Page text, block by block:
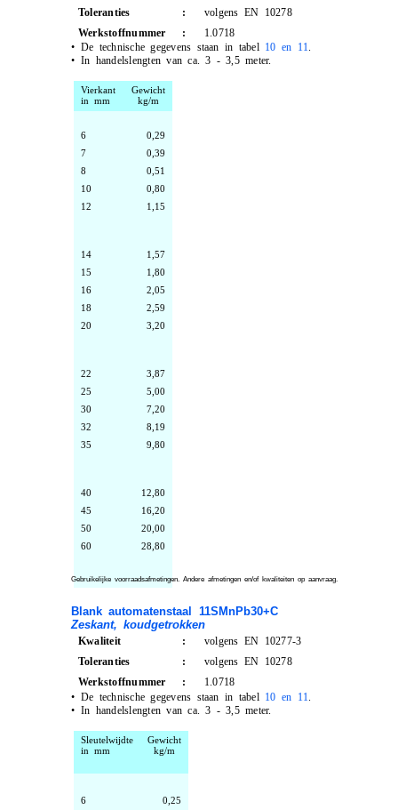
Toleranties
:
volgens EN 10278
Werkstoffnummer
:
1.0718
• De technische gegevens staan in tabel 10 en 11.
• In handelslengten van ca. 3 - 3,5 meter.
Vierkant
in mm
Gewicht
kg/m
6
0,29
7
0,39
8
0,51
10
0,80
12
1,15
14
1,57
15
1,80
16
2,05
18
2,59
20
3,20
22
3,87
25
5,00
30
7,20
32
8,19
35
9,80
40
12,80
45
16,20
50
20,00
60
28,80
Gebruikelijke voorraadsafmetingen. Andere afmetingen en/of kwaliteiten op aanvraag.
Blank automatenstaal 11SMnPb30+C
Zeskant, koudgetrokken
Kwaliteit :
volgens EN 10277-3
Toleranties
:
volgens EN 10278
Werkstoffnummer
:
1.0718
• De technische gegevens staan in tabel 10 en 11
• In handelslengten van ca. 3 - 3,5 meter.
Sleutelwijdte
in mm
Gewicht
kg/m
6 0,25